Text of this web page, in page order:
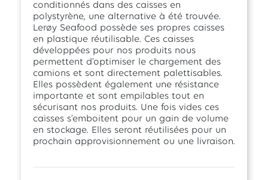
conditionnés dans des caisses en
polystyrène, une alternative à été trouvée.
Lerøy Seafood possède ses propres caisses
en plastique réutilisable. Ces caisses
développées pour nos produits nous
permettent d’optimiser le chargement des
camions et sont directement palettisables.
Elles possèdent également une résistance
importante et sont empilables tout en
sécurisant nos produits. Une fois vides ces
caisses s’emboitent pour un gain de volume
en stockage. Elles seront réutilisées pour un
prochain approvisionnement ou une livraison.